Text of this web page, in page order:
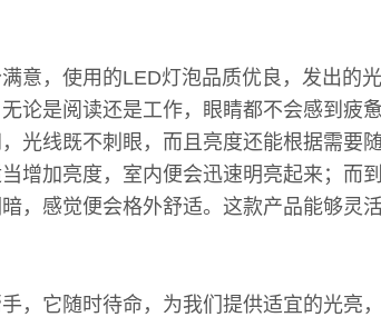
意，使用的LED灯泡品质优良，发出的
论是阅读还是工作，眼睛都不会感到疲
光线既不刺眼，而且亮度还能根据需要
增加亮度，室内便会迅速明亮起来；而
，感觉便会格外舒适。这款产品能够灵
，它随时待命，为我们提供适宜的光亮